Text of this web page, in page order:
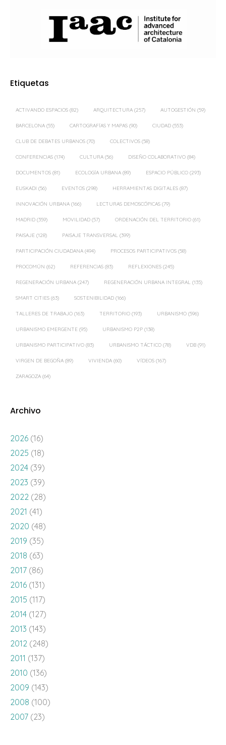
Etiquetas
ACTIVANDO ESPACIOS (82) ARQUITECTURA (257) AUTOGESTIÓN (59)
BARCELONA (55) CARTOGRAFÍAS Y MAPAS (90) CIUDAD (553)
CLUB DE DEBATES URBANOS (70) COLECTIVOS (58)
CONFERENCIAS (174) CULTURA (56) DISEÑO COLABORATIVO (84)
DOCUMENTOS (81) ECOLOGÍA URBANA (89) ESPACIO PÚBLICO (293)
EUSKADI (56) EVENTOS (298) HERRAMIENTAS DIGITALES (87)
INNOVACIÓN URBANA (166) LECTURAS DEMOSCÓPICAS (79)
MADRID (359) MOVILIDAD (57) ORDENACIÓN DEL TERRITORIO (61)
PAISAJE (128) PAISAJE TRANSVERSAL (399)
PARTICIPACIÓN CIUDADANA (494) PROCESOS PARTICIPATIVOS (58)
PROCOMÚN (62) REFERENCIAS (83) REFLEXIONES (245)
REGENERACIÓN URBANA (247) REGENERACIÓN URBANA INTEGRAL (135)
SMART CITIES (63) SOSTENIBILIDAD (166)
TALLERES DE TRABAJO (163) TERRITORIO (193) URBANISMO (596)
URBANISMO EMERGENTE (95) URBANISMO P2P (138)
URBANISMO PARTICIPATIVO (83) URBANISMO TÁCTICO (78) VDB (91)
VIRGEN DE BEGOÑA (89) VIVIENDA (60) VÍDEOS (167)
ZARAGOZA (64)
Archivo
2026 (16)
2025 (18)
2024 (39)
2023 (39)
2022 (28)
2021 (41)
2020 (48)
2019 (35)
2018 (63)
2017 (86)
2016 (131)
2015 (117)
2014 (127)
2013 (143)
2012 (248)
2011 (137)
2010 (136)
2009 (143)
2008 (100)
2007 (23)